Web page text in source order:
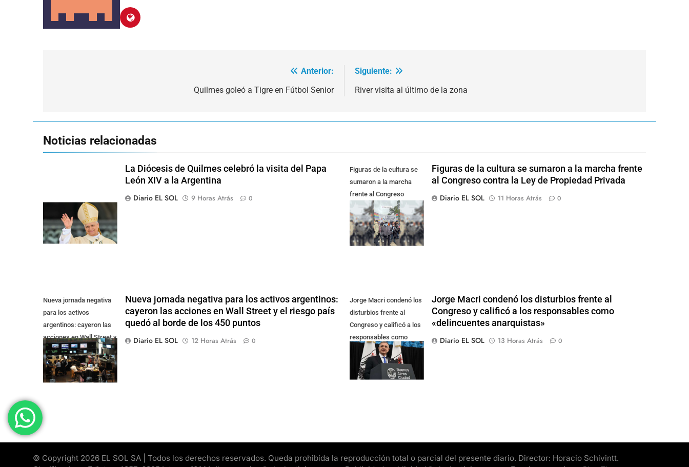
Anterior:
Quilmes goleó a Tigre en Fútbol Senior
Siguiente:
River visita al último de la zona
Noticias relacionadas
La Diócesis de Quilmes celebró la visita del Papa
León XIV a la Argentina
Diario EL SOL
9 Horas Atrás 0
Figuras de la cultura se
sumaron a la marcha
frente al Congreso
contra la Ley de
Propiedad Privada
Figuras de la cultura se sumaron a la marcha frente
al Congreso contra la Ley de Propiedad Privada
Diario EL SOL
11 Horas Atrás 0
Nueva jornada negativa
para los activos
argentinos: cayeron las
acciones en Wall Street y
el riesgo país quedó al
borde de los 450 punt
Nueva jornada negativa para los activos argentinos:
cayeron las acciones en Wall Street y el riesgo país
quedó al borde de los 450 puntos
Diario EL SOL
12 Horas Atrás 0
Jorge Macri condenó los
disturbios frente al
Congreso y calificó a los
responsables como
"delincuentes
anarquistas"
Jorge Macri condenó los disturbios frente al
Congreso y calificó a los responsables como
«delincuentes anarquistas»
Diario EL SOL
13 Horas Atrás 0
© Copyright 2026 EL SOL SA | Todos los derechos reservados. Queda prohibida la reproducción total o parcial del presente diario. Director: Horacio Schivintt.